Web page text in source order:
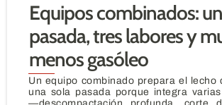
Equipos combinados:
pasada, tres labores y
menos gasóleo
Un equipo combinado prepara el lecho
una sola pasada porque integra